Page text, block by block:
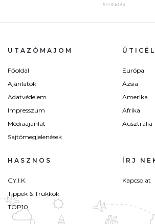
UTAZÓMAJOM
Főoldal
Ajánlatok
Adatvédelem
Impresszum
Médiaajánlat
Sajtómegjelenések
Európa
Ázsia
Amerika
Afrika
Ausztrália
HASZNOS
GY.I.K.
Tippek & Trükkök
TOP10
ÍRJ
Kapcsolat